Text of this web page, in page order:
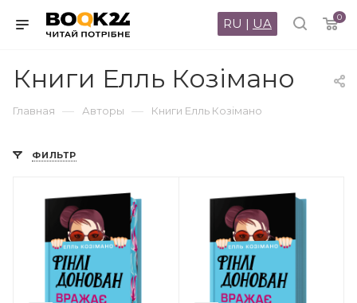
0
RU | UA
Книги Елль Козімано
Главная — Авторы — Книги Елль Козімано
ФИЛЬТР